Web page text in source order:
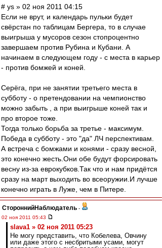
# ys » 02 ноя 2011 04:15
Если не врут, и календарь пульки будет
свёрстан по таблицам Бергера, то в случае
выигрыша у мусоров сезон стопроцентно
завершаем против Рубина и Кубани. А
начинаем в следующем году - с места в карьер
- против бомжей и коней.
Серёга, при не занятии третьего места в
субботу - о претендовании на чемпионство
можно забыть , а при выигрыше коней так и
про второе тоже.
Тогда только борьба за третье - максимум.
Победа в субботу - это "да" ЛЧ перспективам.
А встреча с бомжами и конями - сразу весной,
это конечно жесть.Они обе будут форсировать
весну из-за еврокубков.Так что и нам придётся
сразу на март выходить во всеоружии.И лучше
конечно играть в Луже, чем в Питере.
СтороннийНаблюдатель -
02 ноя 2011 05:43
slava1 » 02 ноя 2011 05:23
Не могу представить, что Кобелева, Овчину
или даже этого с несбритыми усами, могут